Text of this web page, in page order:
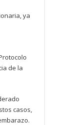
ya
de la
casos,